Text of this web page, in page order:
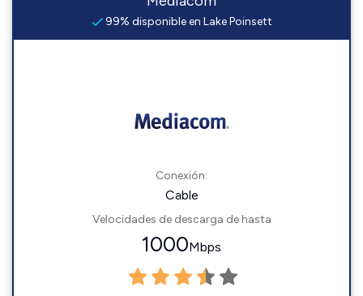
99% disponible en Lake Poinsett
Conexión:
Cable
Velocidades de descarga de hasta
1000Mbps